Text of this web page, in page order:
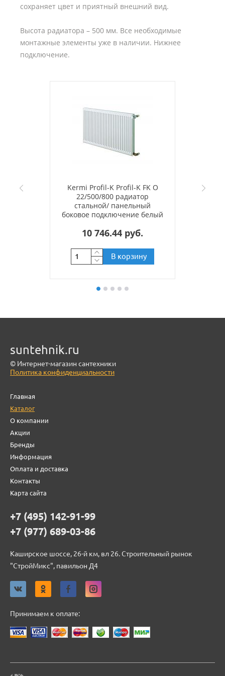
сохраняет цвет и приятный внешний вид.
Высота радиатора – 500 мм. Все необходимые
монтажные элементы уже в наличии. Нижнее
подключение.
Kermi Profil-K Profil-K FK O
22/500/800 радиатор
стальной/ панельный
боковое подключение белый
10 746.44 руб.
В корзину
suntehnik.ru
© Интернет-магазин сантехники
Политика конфиденциальности
Главная
Каталог
О компании
Акции
Бренды
Информация
Оплата и доставка
Контакты
Карта сайта
+7 (495) 142-91-99
+7 (977) 689-03-86
Каширское шоссе, 26-й км, вл 26. Строительный рынок
"СтройМикс", павильон Д4
Принимаем к оплате: